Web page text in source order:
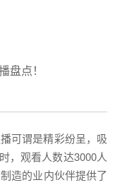
点！
可谓是精彩纷呈，吸
，观看人数达3000人
造的业内伙伴提供了